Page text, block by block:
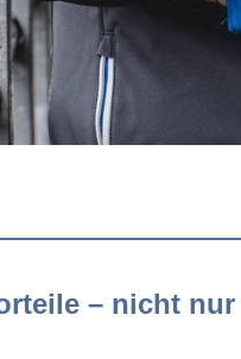
– nicht